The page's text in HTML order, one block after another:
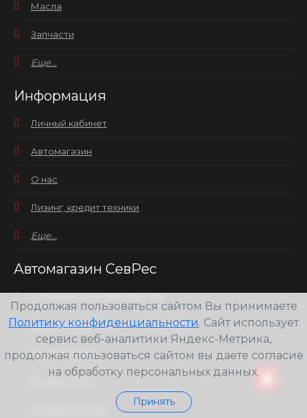
Масла
Запчасти
Еще...
Информация
Личный кабинет
Автомагазин
О нас
Лизинг, кредит техники
Еще...
Автомагазин СевРес
Г. Мурманск ул. Кирова д. 38
Время работы: Пн.-Пт.: 10:00-19:00
Сб.: 11:00-17:00
Вс.: выходной
Продолжая пользоваться сайтом Вы принимаете
Политику конфиденциальности. Сайт использует
сервис веб-аналитики Яндекс-Метрика,
продолжая пользоваться сайтом вы даете согласие
на обработку персональных данных.
Принять